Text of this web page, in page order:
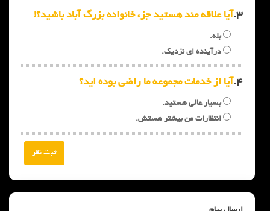
3. آیا علاقه مند هستید جزء خانواده بزرگ آباد باشید؟!
بله.
درآینده ای نزدیک.
4. آیا از خدمات مجموعه ما راضی بوده اید؟
بسیار عالی هستید.
انتظارات من بیشتر هستش.